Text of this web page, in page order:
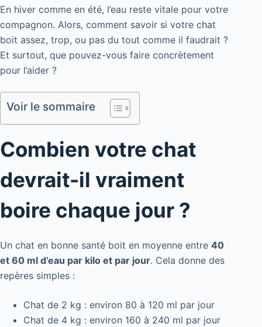
En hiver comme en été, l’eau reste vitale pour votre
compagnon. Alors, comment savoir si votre chat
boit assez, trop, ou pas du tout comme il faudrait ?
Et surtout, que pouvez-vous faire concrètement
pour l’aider ?
Voir le sommaire
Combien votre chat
devrait-il vraiment
boire chaque jour ?
Un chat en bonne santé boit en moyenne entre 40
et 60 ml d’eau par kilo et par jour. Cela donne des
repères simples :
Chat de 2 kg : environ 80 à 120 ml par jour
Chat de 4 kg : environ 160 à 240 ml par jour